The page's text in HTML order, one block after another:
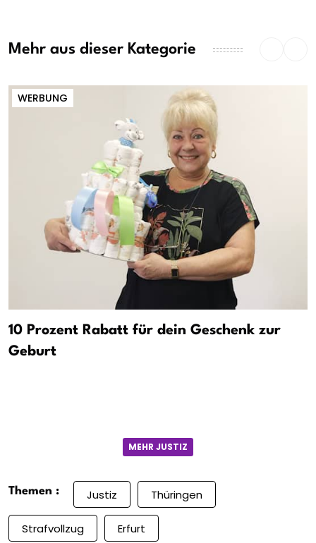
Mehr aus dieser Kategorie
WERBUNG
10 Prozent Rabatt für dein Geschenk zur
Geburt
MEHR JUSTIZ
Themen : Justiz Thüringen
Strafvollzug Erfurt